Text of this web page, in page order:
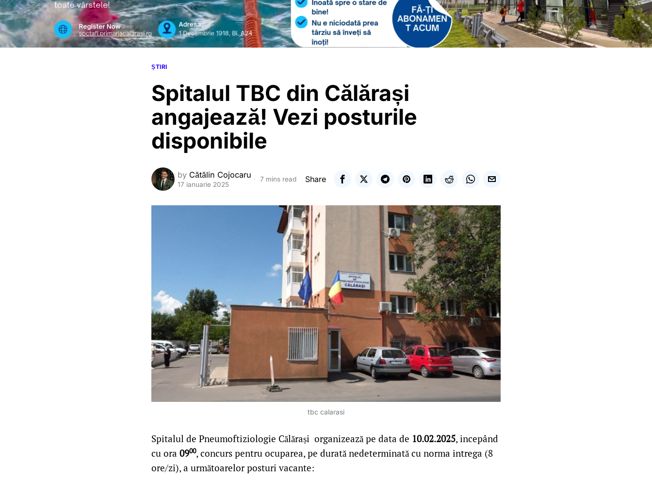
ȘTIRI
Spitalul TBC din Călărași
angajează! Vezi posturile
disponibile
by Cătălin Cojocaru
17 ianuarie 2025
7 mins read Share
tbc calarasi
Spitalul de Pneumoftiziologie Călărași organizează pe data de 10.02.2025, incepând
cu ora 0900, concurs pentru ocuparea, pe durată nedeterminată cu norma intrega (8
ore/zi), a următoarelor posturi vacante: